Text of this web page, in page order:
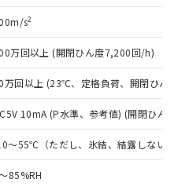
s2
万回以上 (開閉ひん度7,200回/h)
万回以上 (23℃、定格負荷、開閉ひん
10mA (P水準、参考値) (開閉ひん
～55℃（ただし、氷結、結露しないこ
85%RH
販売店や当社販売拠
ワーク
準価格結果を当社の
三者に漏洩または開
いします。
部品リスト作成サー
ただくには、I-Web
サイト上で当社にご
については閾値を超える意
ています。
況などにより、予定
ります。
ンロード
限
質）のすべてが基
します。
況下において有害物
環境に深刻な影響を
します。
社販売部門へお問
の製造装置等に一切
。
を第三者に販売する
2および3の内容を当
ます。また当社は、
に係わる関係者が違
れがある場合は、取
せん。
様のお取引先、ま
当のオムロン制御
当社販売員にご確
ていない機種